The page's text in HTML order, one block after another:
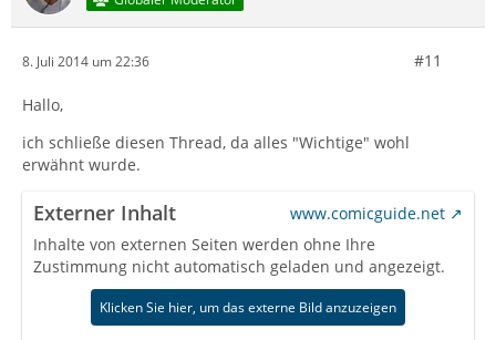
8. Juli 2014 um 22:36 #11
Hallo,
ich schließe diesen Thread, da alles "Wichtige" wohl
erwähnt wurde.
Externer Inhalt
www.comicguide.net
Inhalte von externen Seiten werden ohne Ihre
Zustimmung nicht automatisch geladen und angezeigt.
Klicken Sie hier, um das externe Bild anzuzeigen